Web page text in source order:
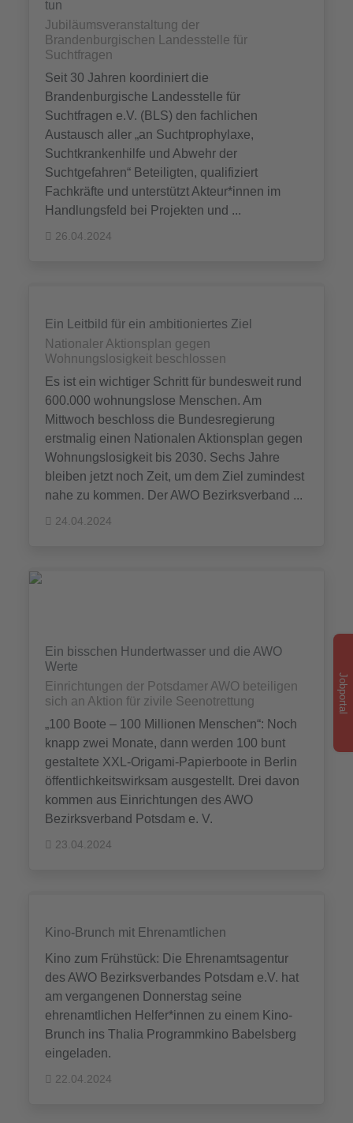
tun
Jubiläumsveranstaltung der
Brandenburgischen Landesstelle für
Suchtfragen
Seit 30 Jahren koordiniert die
Brandenburgische Landesstelle für
Suchtfragen e.V. (BLS) den fachlichen
Austausch aller „an Suchtprophylaxe,
Suchtkrankenhilfe und Abwehr der
Suchtgefahren“ Beteiligten, qualifiziert
Fachkräfte und unterstützt Akteur*innen im
Handlungsfeld bei Projekten und ...
26.04.2024
Ein Leitbild für ein ambitioniertes Ziel
Nationaler Aktionsplan gegen
Wohnungslosigkeit beschlossen
Es ist ein wichtiger Schritt für bundesweit rund
600.000 wohnungslose Menschen. Am
Mittwoch beschloss die Bundesregierung
erstmalig einen Nationalen Aktionsplan gegen
Wohnungslosigkeit bis 2030. Sechs Jahre
bleiben jetzt noch Zeit, um dem Ziel zumindest
nahe zu kommen. Der AWO Bezirksverband ...
24.04.2024
Ein bisschen Hundertwasser und die AWO
Werte
Einrichtungen der Potsdamer AWO beteiligen
sich an Aktion für zivile Seenotrettung
„100 Boote – 100 Millionen Menschen“: Noch
knapp zwei Monate, dann werden 100 bunt
gestaltete XXL-Origami-Papierboote in Berlin
öffentlichkeitswirksam ausgestellt. Drei davon
kommen aus Einrichtungen des AWO
Bezirksverband Potsdam e. V.
23.04.2024
Kino-Brunch mit Ehrenamtlichen
Kino zum Frühstück: Die Ehrenamtsagentur
des AWO Bezirksverbandes Potsdam e.V. hat
am vergangenen Donnerstag seine
ehrenamtlichen Helfer*innen zu einem Kino-
Brunch ins Thalia Programmkino Babelsberg
eingeladen.
22.04.2024
Jobportal